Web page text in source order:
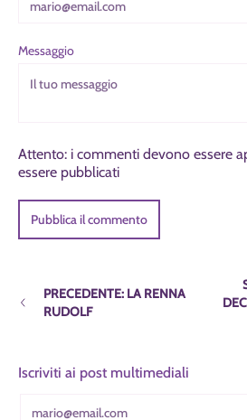
Messaggio
Attento: i commenti devono essere
essere pubblicati
PRECEDENTE: LA RENNA
RUDOLF
Iscriviti ai post multimediali